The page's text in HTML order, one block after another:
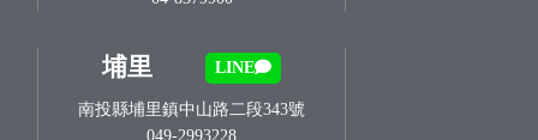
埔里 LINE
南投縣埔里鎮中山路二段343號
049-2993228